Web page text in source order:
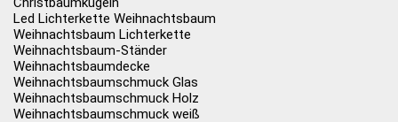
Led Lichterkette Weihnachtsbaum
Weihnachtsbaum Lichterkette
Weihnachtsbaum-Ständer
Weihnachtsbaumdecke
Weihnachtsbaumschmuck Glas
Weihnachtsbaumschmuck Holz
Weihnachtsbaumschmuck weiß